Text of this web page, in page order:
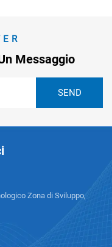
Messaggio
Zona di Sviluppo,